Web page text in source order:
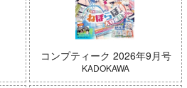
「ポケモン feat. 初音ミク VO
LTAGE Live！」Blu-ray特装
盤
コンプティーク 2026年9月号
KADOKAWA